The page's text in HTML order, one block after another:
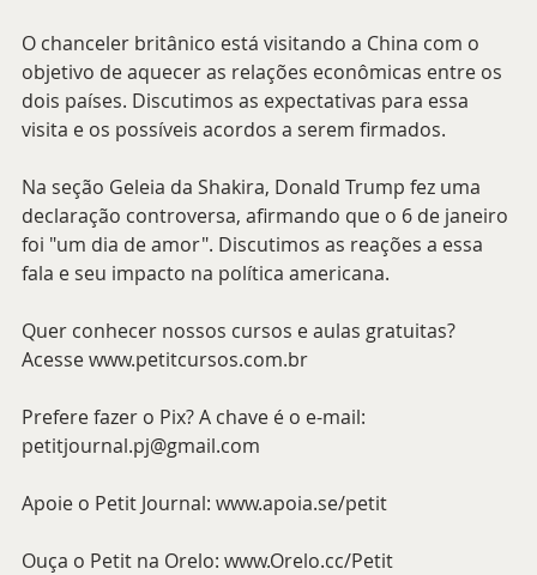
O chanceler britânico está visitando a China com o
objetivo de aquecer as relações econômicas entre os
dois países. Discutimos as expectativas para essa
visita e os possíveis acordos a serem firmados.
Na seção Geleia da Shakira, Donald Trump fez uma
declaração controversa, afirmando que o 6 de janeiro
foi "um dia de amor". Discutimos as reações a essa
fala e seu impacto na política americana.
Quer conhecer nossos cursos e aulas gratuitas?
Acesse www.petitcursos.com.br
Prefere fazer o Pix? A chave é o e-mail:
petitjournal.pj@gmail.com
Apoie o Petit Journal: www.apoia.se/petit
Ouça o Petit na Orelo: www.Orelo.cc/Petit